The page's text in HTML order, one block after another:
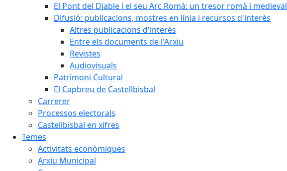
El Pont del Diable i el seu Arc Romà: un tresor romà i medieval
Difusió: publicacions, mostres en línia i recursos d'interès
Altres publicacions d'interès
Entre els documents de l'Arxiu
Revistes
Audiovisuals
Patrimoni Cultural
El Capbreu de Castellbisbal
Carrerer
Processos electorals
Castellbisbal en xifres
Temes
Activitats econòmiques
Arxiu Municipal